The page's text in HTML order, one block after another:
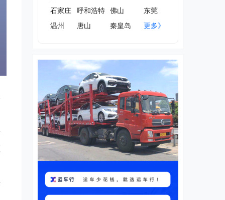
石家庄
呼和浩特 佛山
东莞
温州
唐山 秦皇岛 更多》